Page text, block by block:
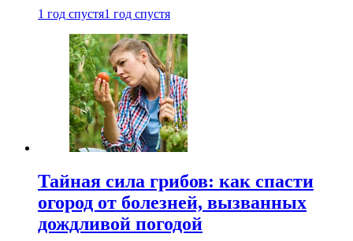
1 год спустя1 год спустя
Тайная сила грибов: как спасти
огород от болезней, вызванных
дождливой погодой